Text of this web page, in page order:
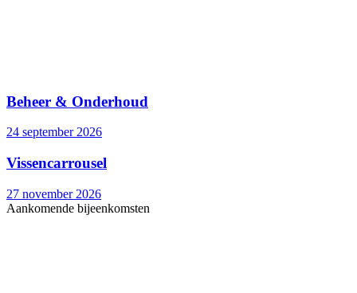
Beheer & Onderhoud
24 september 2026
Vissencarrousel
27 november 2026
Aankomende bijeenkomsten